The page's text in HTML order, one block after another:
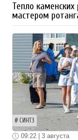
Тепло каменских
мастером
СИНТЗ
09:22 | 3 августа